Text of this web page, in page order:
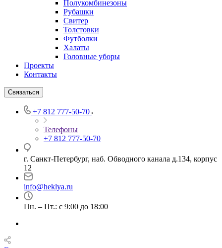
Полукомбинезоны
Рубашки
Свитер
Толстовки
Футболки
Халаты
Головные уборы
Проекты
Контакты
Связаться
+7 812 777-50-70
Телефоны
+7 812 777-50-70
г. Санкт-Петербург, наб. Обводного канала д.134, корпус
12
info@heklya.ru
Пн. – Пт.: с 9:00 до 18:00